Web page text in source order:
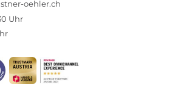
oehler.ch
Uhr